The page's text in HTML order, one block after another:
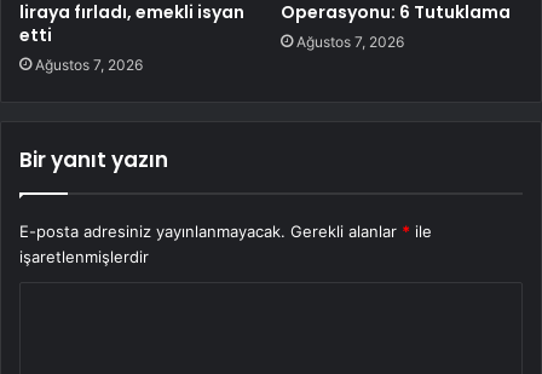
liraya fırladı, emekli isyan
etti
Ağustos 7, 2026
Operasyonu: 6 Tutuklama
Ağustos 7, 2026
Bir yanıt yazın
E-posta adresiniz yayınlanmayacak. Gerekli alanlar * ile
işaretlenmişlerdir